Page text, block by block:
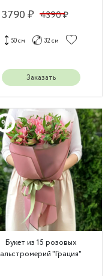
3790 ₽ 4390 ₽
50 см 32 см
Заказать
Букет из 15 розовых
альстромерий "Грация"